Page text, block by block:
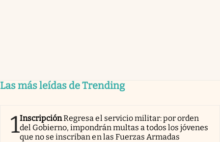
Las más leídas de Trending
1InscripciónRegresa el servicio militar: por orden
del Gobierno, impondrán multas a todos los jóvenes
que no se inscriban en las Fuerzas Armadas